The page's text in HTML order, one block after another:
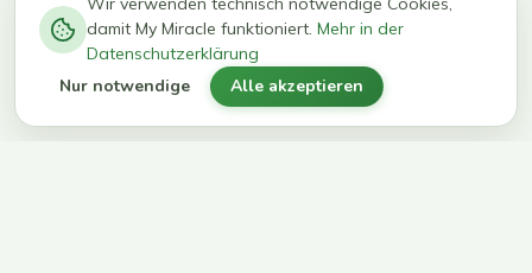
kg in 12
Wochen
erreichen
ihr Ziel
damit My Miracle funktioniert. Mehr in der
Datenschutzerklärung
Nur notwendige Alle akzeptieren